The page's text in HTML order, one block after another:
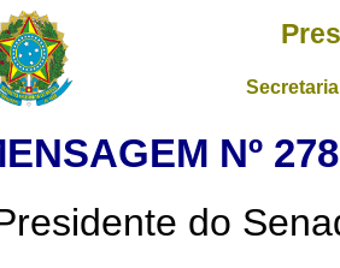
Nº
do